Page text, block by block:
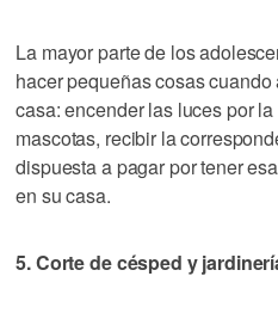
La mayor parte de los
hacer pequeñas cosas
casa: encender las luces por
mascotas, recibir la
dispuesta a pagar por tener
en su casa.
5. Corte de césped y